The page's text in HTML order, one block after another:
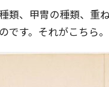
類、甲冑の種類、重
です。それがこちら。